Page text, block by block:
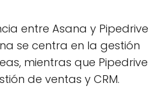
entre Asana y Pipedrive
se centra en la gestión
mientras que Pipedrive
de ventas y CRM.